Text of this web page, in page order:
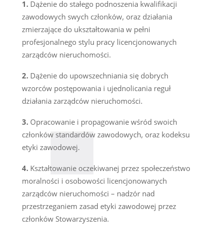
Dążenie do stałego podnoszenia kwalifikacji
zawodowych swych członków, oraz działania
zmierzające do ukształtowania w pełni
profesjonalnego stylu pracy licencjonowanych
zarządców nieruchomości.
Dążenie do upowszechniania się dobrych
wzorców postępowania i ujednolicania reguł
działania zarządców nieruchomości.
Opracowanie i propagowanie wśród swoich
członków standardów zawodowych, oraz kodeksu
etyki zawodowej.
Kształtowanie oczekiwanej przez społeczeństwo
moralności i osobowości licencjonowanych
zarządców nieruchomości – nadzór nad
przestrzeganiem zasad etyki zawodowej przez
członków Stowarzyszenia.